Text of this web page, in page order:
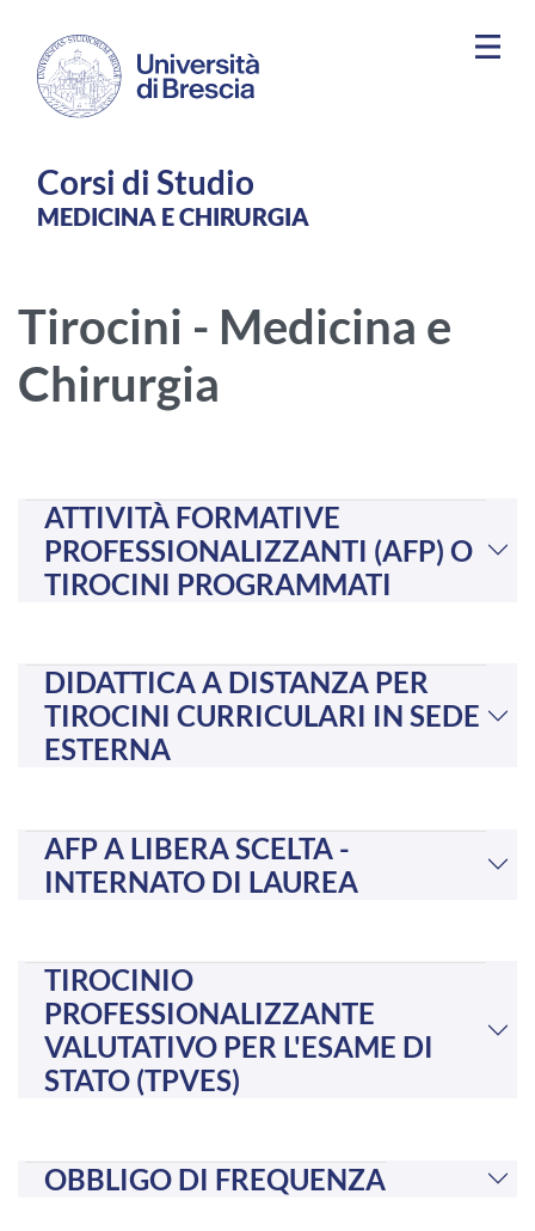
Corsi di Studio
MEDICINA E CHIRURGIA
Tirocini - Medicina e
Chirurgia
ATTIVITÀ FORMATIVE
PROFESSIONALIZZANTI (AFP) O
TIROCINI PROGRAMMATI
DIDATTICA A DISTANZA PER
TIROCINI CURRICULARI IN SEDE
ESTERNA
AFP A LIBERA SCELTA -
INTERNATO DI LAUREA
TIROCINIO
PROFESSIONALIZZANTE
VALUTATIVO PER L'ESAME DI
STATO (TPVES)
OBBLIGO DI FREQUENZA